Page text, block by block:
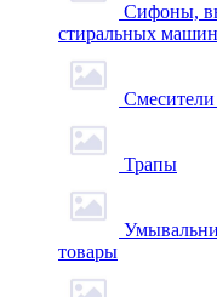
Сифоны,
стиральных машин
Трапы
товары